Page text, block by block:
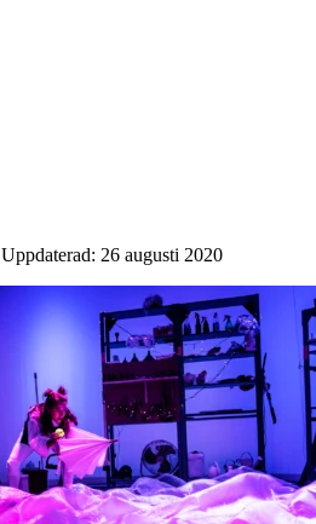
Uppdaterad: 26 augusti 2020